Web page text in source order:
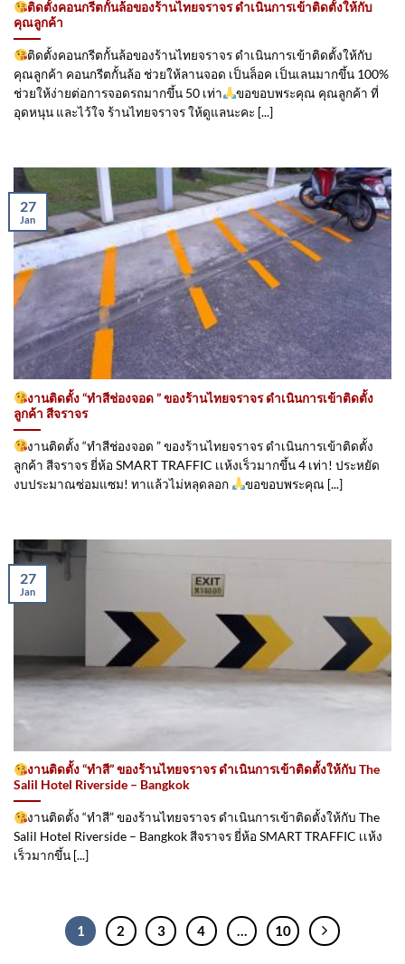
ติดตั้งคอนกรีตกั้นล้อของร้านไทยจราจร ดำเนินการเข้าติดตั้ง​ให้กับ
คุณลูกค้า
ติดตั้งคอนกรีตกั้นล้อของร้านไทยจราจร ดำเนินการเข้าติดตั้ง​ให้กับ
คุณลูกค้า คอนกรีตกั้นล้อ ช่วยให้ลานจอด เป็นล็อค เป็นเลนมากขึ้น 100%
ช่วยให้ง่ายต่อการจอดรถมากขึ้น 50 เท่า
ขอขอบพระคุณ คุณลูกค้า ที่
อุดหนุน และไว้ใจ ร้านไทยจราจร ให้ดูแลนะคะ [...]
งานติดตั้ง “ทำสีช่องจอด ” ของร้านไทยจราจร ดำเนินการเข้าติดตั้ง​
ลูกค้า สีจราจร
งานติดตั้ง “ทำสีช่องจอด ” ของร้านไทยจราจร ดำเนินการเข้าติดตั้ง​
ลูกค้า สีจราจร ยี่ห้อ SMART TRAFFIC เเห้งเร็วมากขึ้น 4 เท่า! ประหยัด
งบประมาณซ่อมแซม! ทาแล้วไม่หลุดลอก
ขอขอบพระคุณ [...]
27
Jan
งานติดตั้ง “ทำสี” ของร้านไทยจราจร ดำเนินการเข้าติดตั้ง​ให้กับ The
Salil Hotel Riverside – Bangkok
งานติดตั้ง “ทำสี” ของร้านไทยจราจร ดำเนินการเข้าติดตั้ง​ให้กับ The
Salil Hotel Riverside – Bangkok สีจราจร ยี่ห้อ SMART TRAFFIC เเห้ง
เร็วมากขึ้น [...]
27
Jan
1 2 3 4 10